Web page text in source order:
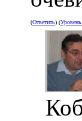
(Ответить) (